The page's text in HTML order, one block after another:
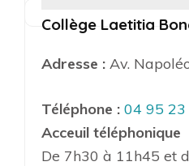
Collège Laetitia
Adresse : Av.
Téléphone : 04 95
Acceuil téléphonique
De 7h30 à 11h45 et